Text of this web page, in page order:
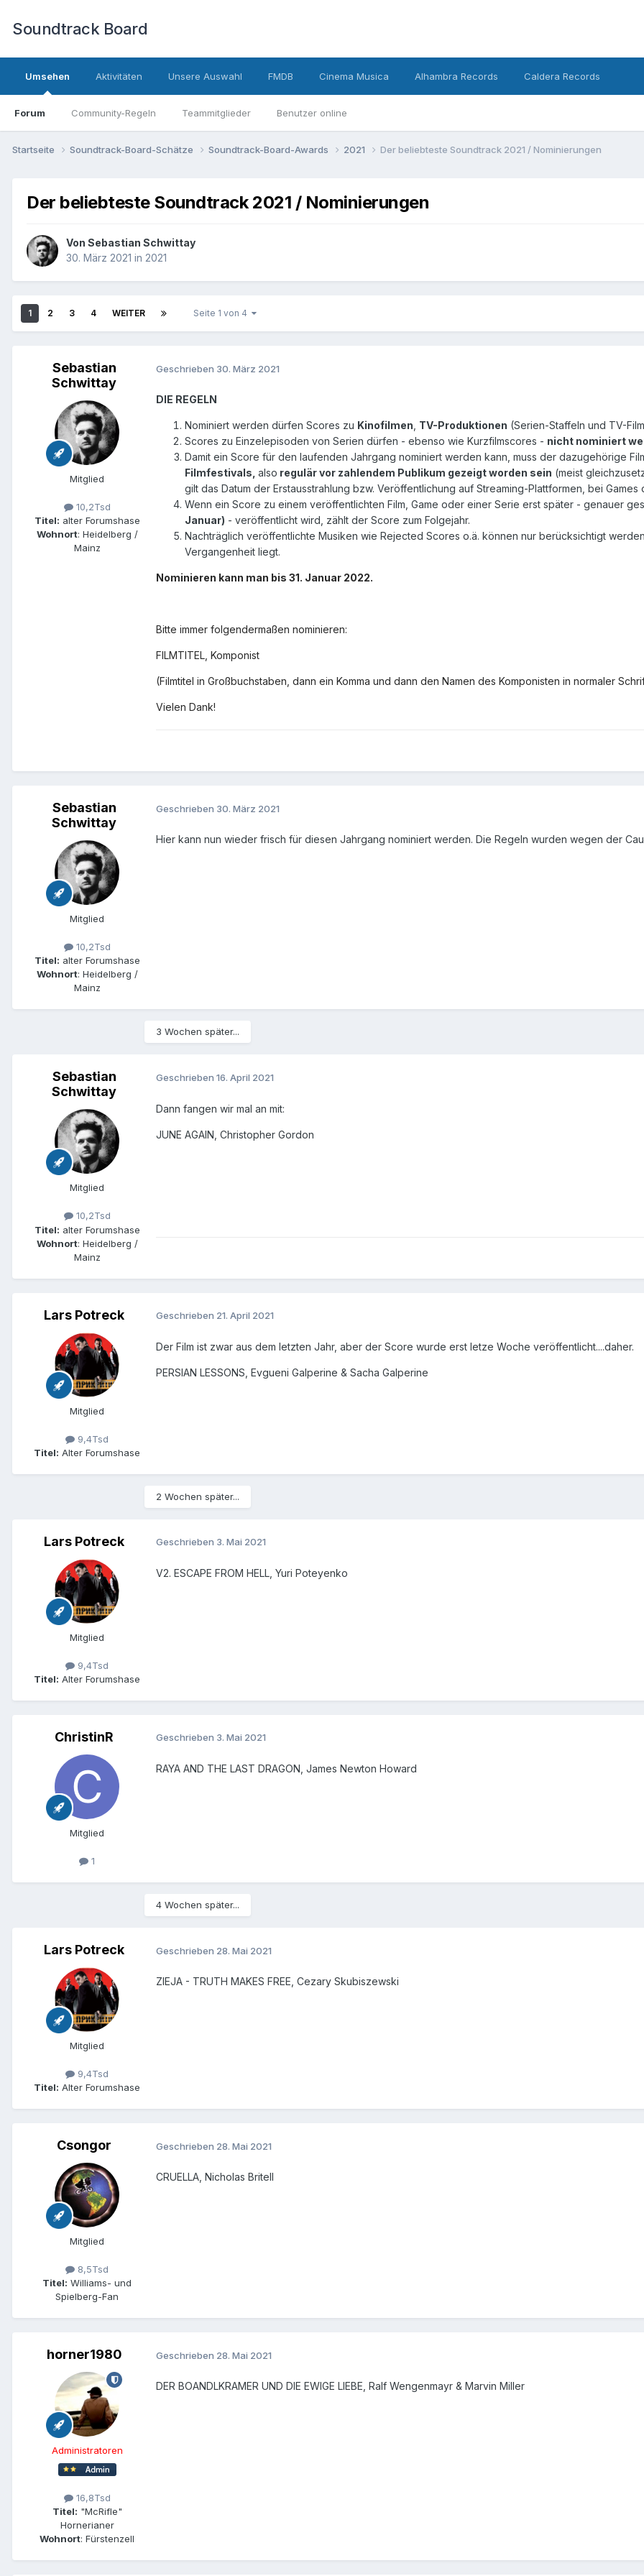
Soundtrack Board
Umsehen
Forum Community-Regeln Teammitglieder Benutzer online
Aktivitäten Unsere Auswahl FMDB Cinema Musica Alhambra Records Caldera Records
Startseite Soundtrack-Board-Schätze Soundtrack-Board-Awards 2021 Der beliebteste Soundtrack 2021 / Nominierungen
Der beliebteste Soundtrack 2021 / Nominierungen
Von Sebastian Schwittay
30. März 2021 in 2021
1 2 3 4 WEITER Seite 1 von 4
Sebastian
Schwittay
Mitglied
10,2Tsd
Titel: alter Forumshase
Wohnort: Heidelberg /
Mainz
Geschrieben 30. März 2021
DIE REGELN
Nominiert werden dürfen Scores zu Kinofilmen TV-Produktionen (Serien-Staffeln und TV-
Scores zu Einzelepisoden von Serien dürfen - ebenso wie Kurzfilmscores - nicht nominiert
Damit ein Score für den laufenden Jahrgang nominiert werden kann, muss der dazugehörige
Filmfestivals, also regulär vor zahlendem Publikum gezeigt worden sein (meist
gilt das Datum der Erstausstrahlung bzw. Veröffentlichung auf Streaming-Plattformen, bei Games
Wenn ein Score zu einem veröffentlichten Film, Game oder einer Serie erst später - genauer
Januar) - veröffentlicht wird, zählt der Score zum Folgejahr.
Nachträglich veröffentlichte Musiken wie Rejected Scores o.ä. können nur berücksichtigt
Vergangenheit liegt.
Nominieren kann man bis 31. Januar 2022.
Bitte immer folgendermaßen nominieren:
FILMTITEL, Komponist
(Filmtitel in Großbuchstaben, dann ein Komma und dann den Namen des Komponisten in normaler
Vielen Dank!
Sebastian
Schwittay
Mitglied
10,2Tsd
Titel: alter Forumshase
Wohnort: Heidelberg /
Mainz
Geschrieben 30. März 2021
Hier kann nun wieder frisch für diesen Jahrgang nominiert werden. Die Regeln wurden wegen der
3 Wochen später...
Sebastian
Schwittay
Mitglied
10,2Tsd
Titel: alter Forumshase
Wohnort: Heidelberg /
Mainz
Geschrieben 16. April 2021
Dann fangen wir mal an mit:
JUNE AGAIN, Christopher Gordon
Lars Potreck
Mitglied
9,4Tsd
Titel: Alter Forumshase
Geschrieben 21. April 2021
Der Film ist zwar aus dem letzten Jahr, aber der Score wurde erst letze Woche veröffentlicht....daher.
PERSIAN LESSONS, Evgueni Galperine & Sacha Galperine
2 Wochen später...
Lars Potreck
Mitglied
9,4Tsd
Titel: Alter Forumshase
Geschrieben 3. Mai 2021
V2. ESCAPE FROM HELL, Yuri Poteyenko
ChristinR
Mitglied
1
Geschrieben 3. Mai 2021
RAYA AND THE LAST DRAGON, James Newton Howard
4 Wochen später...
Lars Potreck
Mitglied
9,4Tsd
Titel: Alter Forumshase
Geschrieben 28. Mai 2021
ZIEJA - TRUTH MAKES FREE, Cezary Skubiszewski
Csongor
Mitglied
8,5Tsd
Titel: Williams- und
Spielberg-Fan
Geschrieben 28. Mai 2021
CRUELLA, Nicholas Britell
horner1980
Administratoren
16,8Tsd
Titel: "McRifle"
Hornerianer
Wohnort: Fürstenzell
Geschrieben 28. Mai 2021
DER BOANDLKRAMER UND DIE EWIGE LIEBE, Ralf Wengenmayr & Marvin Miller